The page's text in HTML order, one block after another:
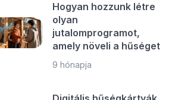
Hogyan hozzunk létre
olyan
jutalomprogramot,
amely növeli a hűséget
9 hónapja